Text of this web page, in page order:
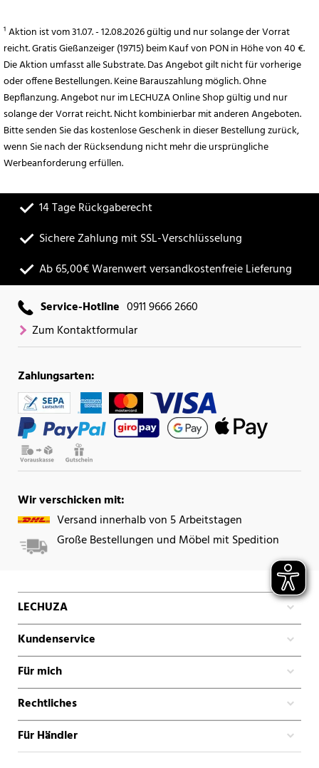
¹ Aktion ist vom 31.07. - 12.08.2026 gültig und nur solange der Vorrat
reicht. Gratis Gießanzeiger (19715) beim Kauf von PON in Höhe von 40 €.
Die Aktion umfasst alle Substrate. Das Angebot gilt nicht für vorherige
oder offene Bestellungen. Keine Barauszahlung möglich. Ohne
Bepflanzung. Angebot nur im LECHUZA Online Shop gültig und nur
solange der Vorrat reicht. Nicht kombinierbar mit anderen Angeboten.
Bitte senden Sie das kostenlose Geschenk in dieser Bestellung zurück,
wenn Sie nach der Rücksendung nicht mehr die ursprüngliche
Werbeanforderung erfüllen.
14 Tage Rückgaberecht
Sichere Zahlung mit SSL-Verschlüsselung
Ab 65,00€ Warenwert versandkostenfreie Lieferung
Service-Hotline 0911 9666 2660
Zum Kontaktformular
Zahlungsarten:
Wir verschicken mit:
Versand innerhalb von 5 Arbeitstagen
Große Bestellungen und Möbel mit Spedition
LECHUZA
Kundenservice
Für mich
Rechtliches
Für Händler